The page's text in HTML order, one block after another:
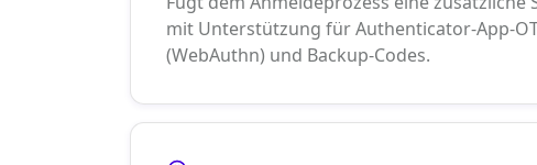
mit Unterstützung für Authenticator-App-
(WebAuthn) und Backup-Codes.